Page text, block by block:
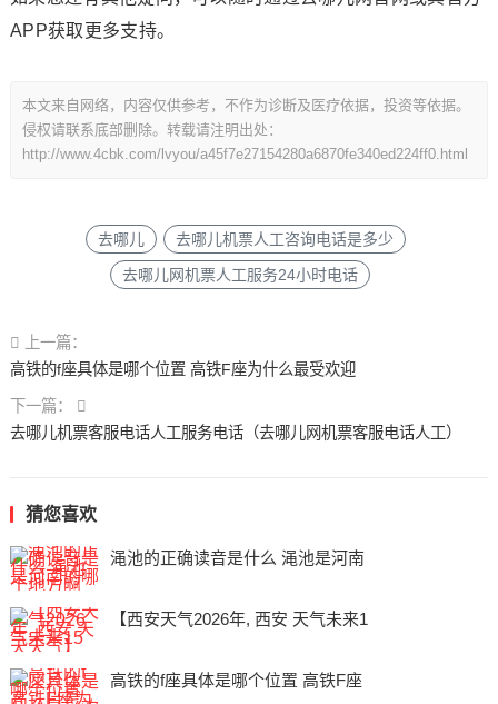
APP获取更多支持。
本文来自网络，内容仅供参考，不作为诊断及医疗依据，投资等依据。
侵权请联系底部删除。转载请注明出处：
http://www.4cbk.com/lvyou/a45f7e27154280a6870fe340ed224ff0.html
去哪儿
去哪儿机票人工咨询电话是多少
去哪儿网机票人工服务24小时电话
上一篇：
高铁的f座具体是哪个位置 高铁F座为什么最受欢迎
下一篇：
去哪儿机票客服电话人工服务电话（去哪儿网机票客服电话人工）
猜您喜欢
渑池的正确读音是什么 渑池是河南
【西安天气2026年, 西安 天气未来1
高铁的f座具体是哪个位置 高铁F座